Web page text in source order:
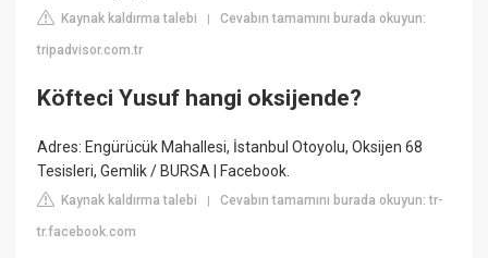
Kaynak kaldırma talebi |Cevabın tamamını burada okuyun:
tripadvisor.com.tr
Köfteci Yusuf hangi oksijende?
Adres: Engürücük Mahallesi, İstanbul Otoyolu, Oksijen 68
Tesisleri, Gemlik / BURSA | Facebook.
Kaynak kaldırma talebi |Cevabın tamamını burada okuyun: tr-
tr.facebook.com